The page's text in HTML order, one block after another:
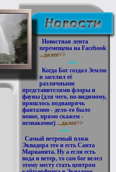
Новостная лента
перемещена на Facebook
...далее>>
***
Когда Бог создал Землю
и заселил её
различными
представителями флоры и
фауны (для чего, по-видимому,
пришлось поднапрячь
фантазию - дело-то было
новое, прямо скажем -
незнакомое) ...далее>>
***
Самый ветреный пляж
Эквадора это и есть Санта
Марианита. Ну а если есть
вода и ветер, то сам бог велел
этому месту стать центром